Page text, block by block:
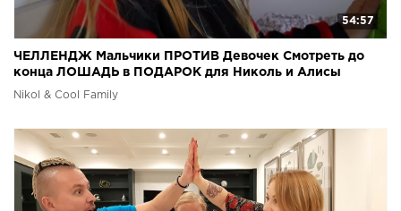
54:57
ЧЕЛЛЕНДЖ Мальчики ПРОТИВ Девочек Смотреть до
конца ЛОШАДЬ в ПОДАРОК для Николь и Алисы
Nikol & Cool Family